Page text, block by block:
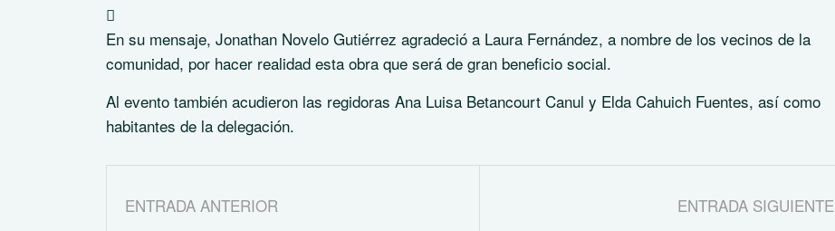
En su mensaje, Jonathan Novelo Gutiérrez agradeció a Laura Fernández, a nombre de los vecinos de la
comunidad, por hacer realidad esta obra que será de gran beneficio social.
Al evento también acudieron las regidoras Ana Luisa Betancourt Canul y Elda Cahuich Fuentes, así como
habitantes de la delegación.
ENTRADA ANTERIOR
ENTRADA SIGUIENTE